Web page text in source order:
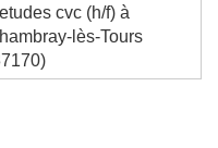
bureau
cvc (h/f) à
lès-Tours